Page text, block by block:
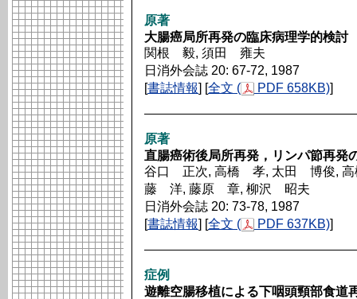
原著
大腸癌局所再発の臨床病理学的検討
関根 毅, 須田 雍夫
日消外会誌 20: 67-72, 1987
[書誌情報] [全文 ( PDF 658KB)]
原著
直腸癌術後局所再発，リンパ節再発
谷口 正次, 高橋 孝, 太田 博俊,
藤 洋, 藤原 章, 柳沢 昭夫
日消外会誌 20: 73-78, 1987
[書誌情報] [全文 ( PDF 637KB)]
症例
遊離空腸移植による下咽頭頸部食道